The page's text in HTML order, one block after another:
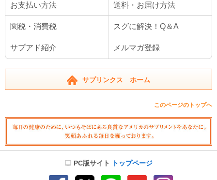
お支払い方法 送料・お届け方法
関税・消費税 スグに解決！Q＆A
サプアド紹介 メルマガ登録
サプリンクス ホーム
このページのトップへ
PC版サイト トップページ